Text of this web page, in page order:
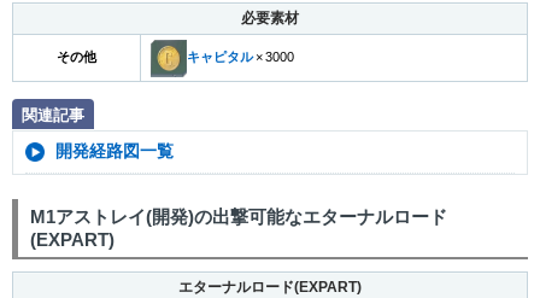
必要素材
その他 キャピタル ×3000
関連記事
開発経路図一覧
M1アストレイ(開発)の出撃可能なエターナルロード
(EXPART)
エターナルロード(EXPART)